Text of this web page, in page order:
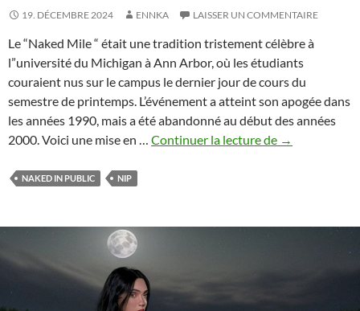
19. DÉCEMBRE 2024 ENNKA LAISSER UN COMMENTAIRE
Le “Naked Mile “ était une tradition tristement célèbre à
l”université du Michigan à Ann Arbor, où les étudiants
couraient nus sur le campus le dernier jour de cours du
semestre de printemps. L’événement a atteint son apogée dans
les années 1990, mais a été abandonné au début des années
2000. Voici une mise en … Continuer la lecture de Naked
→
NAKED IN PUBLIC NIP